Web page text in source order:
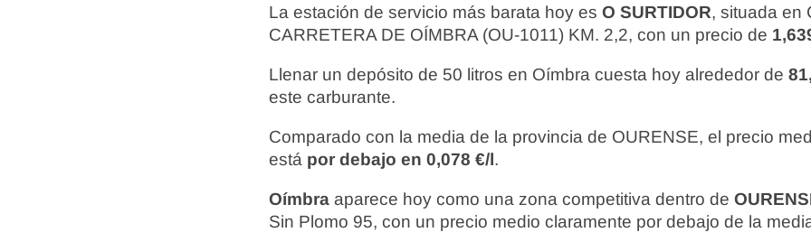
La estación de servicio más barata hoy es O SURTIDOR, situada en
CARRETERA DE OÍMBRA (OU-1011) KM. 2,2, con un precio de
Llenar un depósito de 50 litros en Oímbra cuesta hoy alrededor de
este carburante.
Comparado con la media de la provincia de OURENSE, el precio
está por debajo en 0,078 €/l.
Oímbra aparece hoy como una zona competitiva dentro de
Sin Plomo 95, con un precio medio claramente por debajo de la